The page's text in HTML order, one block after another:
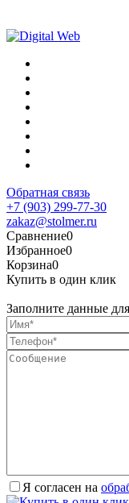
Обратная связь
+7 (903) 299-77-30
zakaz@stolmer.ru
Сравнение0
Избранное0
Корзина0
Купить в один клик
Заполните данные для
Я согласен на